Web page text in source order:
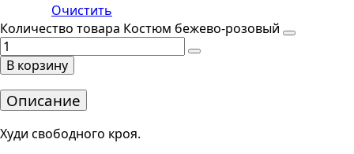
Очистить
Количество товара Костюм бежево-розовый
В корзину
Описание
Худи свободного кроя.